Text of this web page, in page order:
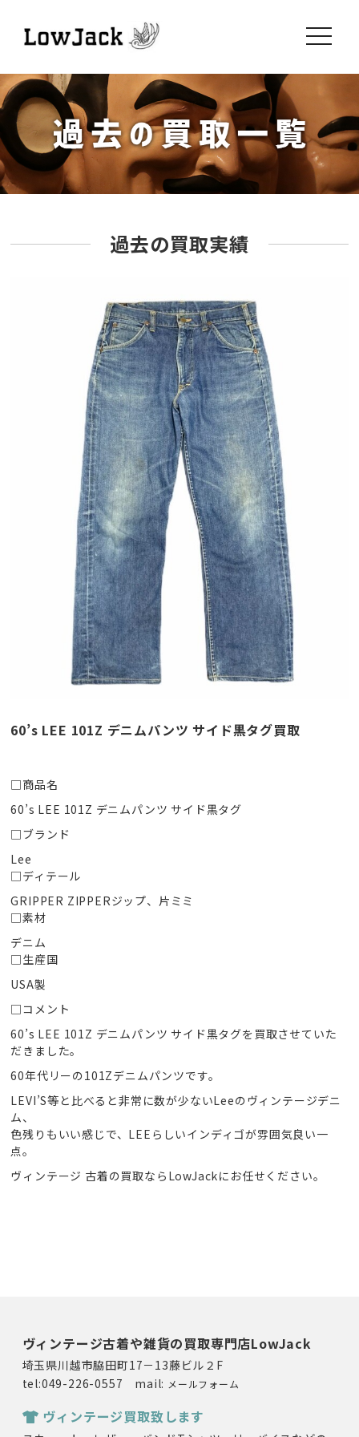
toggle
過去の買取実績
60’s LEE 101Z デニムパンツ サイド黒タグ買取
□商品名
60’s LEE 101Z デニムパンツ サイド黒タグ
□ブランド
Lee
□ディテール
GRIPPER ZIPPERジップ、片ミミ
□素材
デニム
□生産国
USA製
□コメント
60’s LEE 101Z デニムパンツ サイド黒タグを買取させていた
だきました。
60年代リーの101Zデニムパンツです。
LEVI’S等と比べると非常に数が少ないLeeのヴィンテージデニ
ム、
色残りもいい感じで、LEEらしいインディゴが雰囲気良い一
点。
ヴィンテージ 古着の買取ならLowJackにお任せください。
ヴィンテージ古着や雑貨の買取専門店LowJack
埼玉県川越市脇田町17－13藤ビル２F
tel:049-226-0557 mail: メールフォーム
ヴィンテージ買取致します